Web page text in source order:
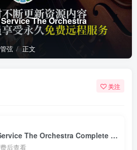
The Orchestra
弦 正文
关注
自动配乐管弦乐 Best Service The Orchestra Complete 3 v3.0.3
后查看